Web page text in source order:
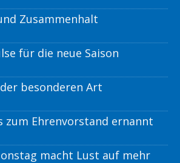
Zusammenhalt
für die neue Saison
besonderen Art
zum Ehrenvorstand ernannt
macht Lust auf mehr